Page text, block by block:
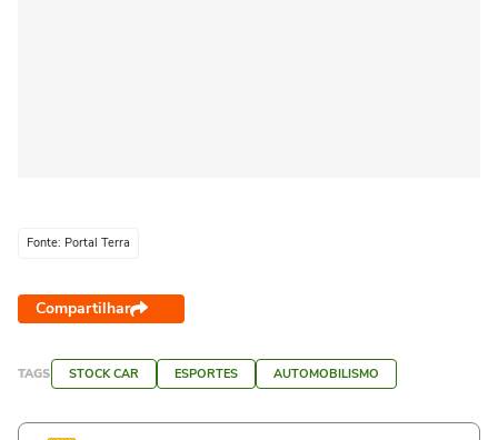
Fonte: Portal Terra
Compartilhar
TAGS STOCK CAR ESPORTES AUTOMOBILISMO